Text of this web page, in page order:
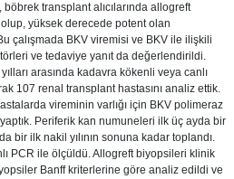
transplant alıcılarında allogreft
olup, yüksek derecede potent olan
çalışmada BKV viremisi ve BKV ile ilişkili
ve tedaviye yanıt da değerlendirildi.
arasında kadavra kökenli veya canlı
107 renal transplant hastasını analiz ettik.
vireminin varlığı için BKV polimeraz
Periferik kan numuneleri ilk üç ayda bir
bir ilk nakil yılının sonuna kadar toplandı.
PCR ile ölçüldü. Allogreft biyopsileri klinik
Banff kriterlerine göre analiz edildi ve